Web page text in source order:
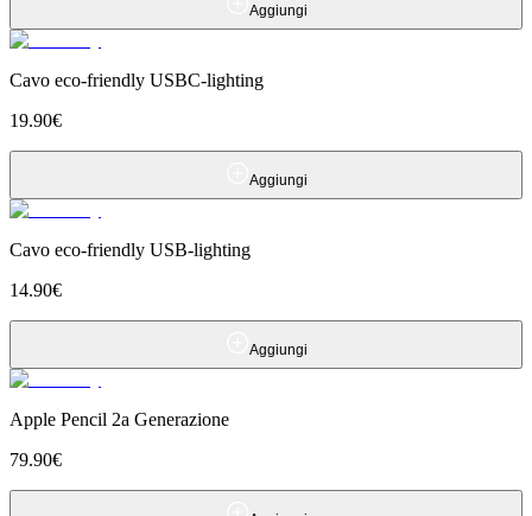
Aggiungi
Cavo eco-friendly USBC-lighting
19.90€
Aggiungi
Cavo eco-friendly USB-lighting
14.90€
Aggiungi
Apple Pencil 2a Generazione
79.90€